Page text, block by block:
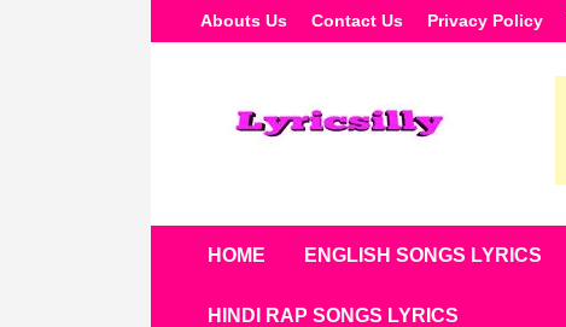
To
Abouts Us Contact Us Privacy Policy
HOME ENGLISH SONGS LYRICS
HINDI RAP SONGS LYRICS